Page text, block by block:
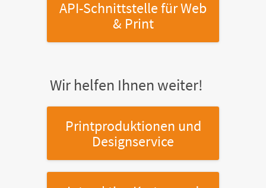
API-Schnittstellefür Web
& Print
Wir helfen Ihnen weiter!
Printproduktionen und
Designservice